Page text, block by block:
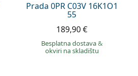
Prada 0PR C03V 16K1O1
55
189,90 €
Besplatna dostava&
okviri na skladištu